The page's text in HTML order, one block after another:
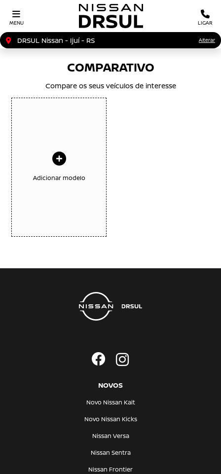
MENU LIGAR
DRSUL Nissan - Ijuí - RS Alterar
COMPARATIVO
Compare os seus veículos de interesse
Adicionar modelo
NOVOS
Novo Nissan Kait
Novo Nissan Kicks
Nissan Versa
Nissan Sentra
Nissan Frontier